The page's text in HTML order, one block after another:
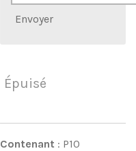
Envoyer
Épuisé
Contenant : P10